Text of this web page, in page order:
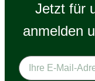
Jetzt für
anmelden